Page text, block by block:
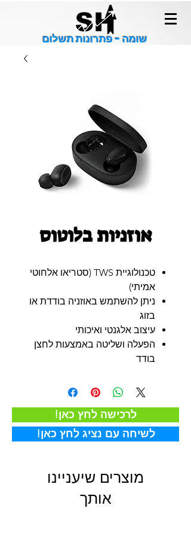
שומה - פתרונות תשלום
אוזניות בלוטוס
טכנולוגיית TWS (סטריאו אלחוטי
אמיתי)
ניתן להשתמש באוזניה בודדת או
בזוג
עיצוב אלגנטי ואיכותי
הפעלה ושליטה באמצעות לחצן
בודד
!לרכישה לחץ כאן
!לשיחה עם נציג לחץ כאן
מוצרים שיעניינו
אותך